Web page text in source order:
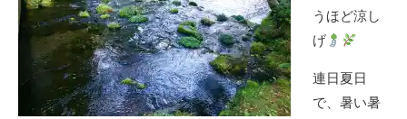
うほど涼し
げ
連日夏日
で、暑い暑